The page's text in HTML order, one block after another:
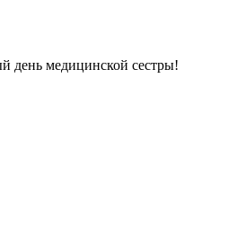
медицинской сестры!